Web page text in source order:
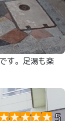
す。足湯も楽
5